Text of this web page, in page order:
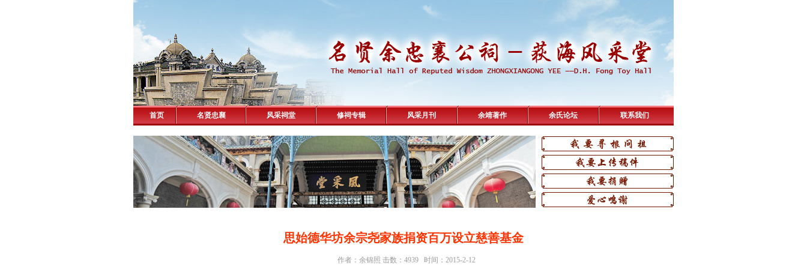
首页 名贤忠襄 风采祠堂 修祠专辑 风采月刊 余靖著作 余氏论坛 联系我们
思始德华坊余宗尧家族捐资百万设立慈善基金
作者：余锦照 击数：4939 时间：2015-2-12